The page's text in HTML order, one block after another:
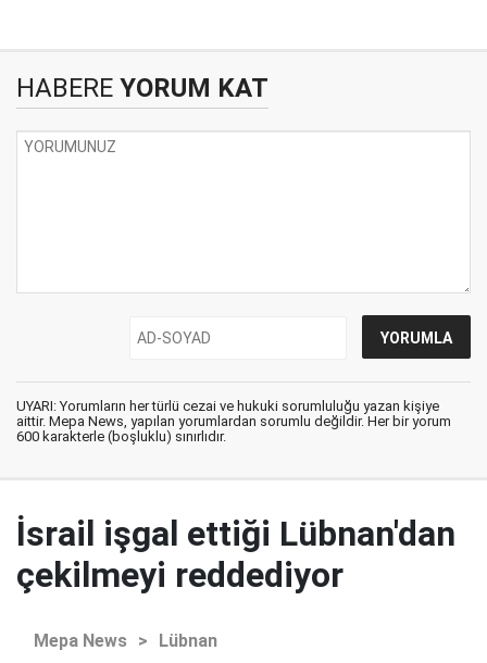
HABERE YORUM KAT
UYARI: Yorumların her türlü cezai ve hukuki sorumluluğu yazan kişiye
aittir. Mepa News, yapılan yorumlardan sorumlu değildir. Her bir yorum
600 karakterle (boşluklu) sınırlıdır.
İsrail işgal ettiği Lübnan'dan
çekilmeyi reddediyor
Mepa News > Lübnan